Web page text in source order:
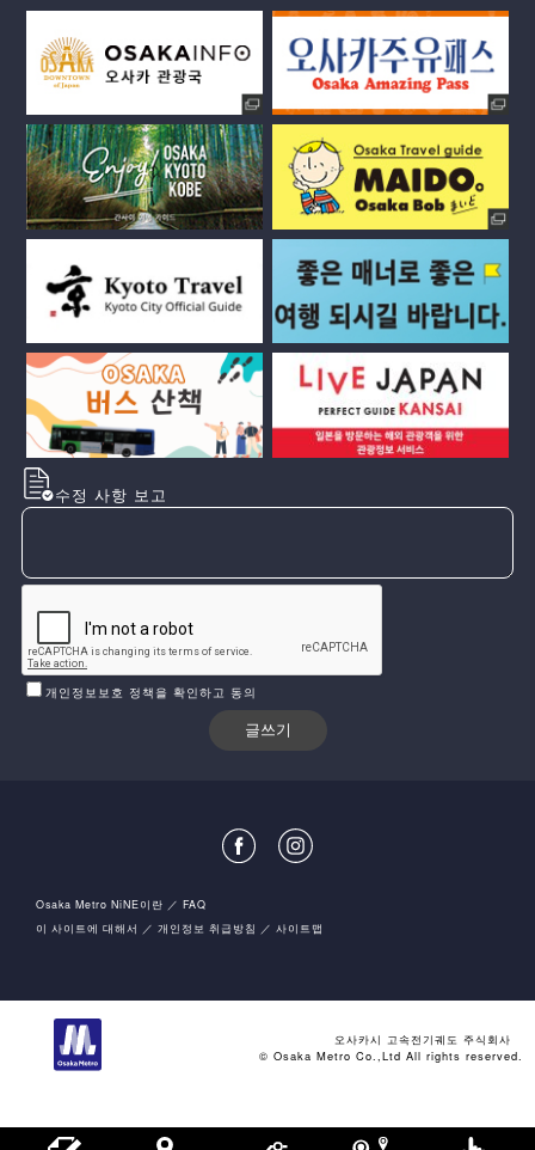
수정 사항 보고
개인정보보호 정책을 확인하고 동의
Osaka Metro NiNE이란
FAQ
이 사이트에 대해서
개인정보 취급방침 사이트맵
오사카시 고속전기궤도 주식회사
© Osaka Metro Co.,Ltd All rights reserved.